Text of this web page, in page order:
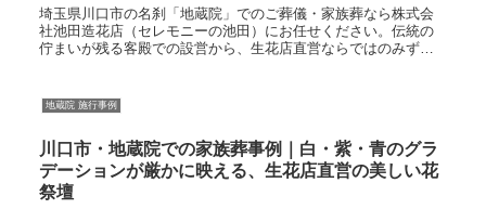
埼玉県川口市の名刹「地蔵院」でのご葬儀・家族葬なら株式会
社池田造花店（セレモニーの池田）にお任せください。伝統の
佇まいが残る客殿での設営から、生花店直営ならではのみずみ
地蔵院 施行事例
川口市・地蔵院での家族葬事例｜白・紫・青のグラ
デーションが厳かに映える、生花店直営の美しい花
祭壇